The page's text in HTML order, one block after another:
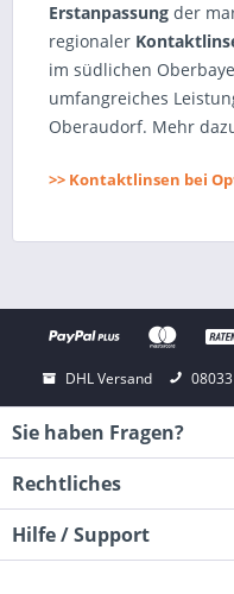
Erstanpassung der
regionaler
im südlichen
umfangreiches
Oberaudorf. Mehr
>> Kontaktlinsen bei
DHL Versand
Sie haben Fragen?
Rechtliches
Hilfe / Support